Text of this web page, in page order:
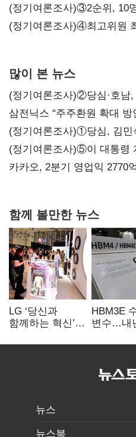
(정기여론조사)③2순위, 10
'한 자릿수'
(정기여론조사)④최고위원
많이 본 뉴스
(정기여론조사)②당심·호남
삼전닉스 “주주환원 확대
보내
(정기여론조사)①당심, 김민
지지도 '50% 아래로'(종합)
(정기여론조사)⑤이 대통령
만에 다시 40%대
카카오, 2분기 영업익 2770
함께 볼만한 뉴스
LG ‘당신과
함께하는 혁신’…
홈’ 비전 공개
HBM3E
변수…내
뉴스
뉴스북